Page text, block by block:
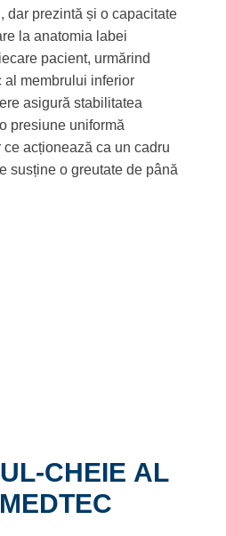
dar prezintă și o capacitate
la anatomia labei
pacient, urmărind
al membrului inferior
asigură stabilitatea
presiune uniformă
acționează ca un cadru
susține o greutate de până
CHEIE AL